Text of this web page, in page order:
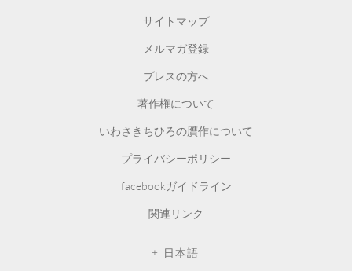
サイトマップ
メルマガ登録
プレスの方へ
著作権について
いわさきちひろの贋作について
プライバシーポリシー
facebookガイドライン
関連リンク
日本語